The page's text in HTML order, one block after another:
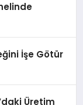
İşe Götür
Üretim